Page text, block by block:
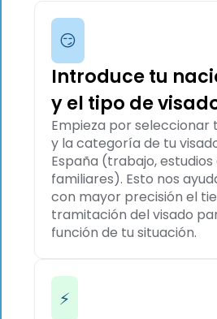
😏
Introduce tu
y el tipo de
Empieza por seleccionar
y la categoría de tu
España (trabajo,
familiares). Esto nos
con mayor precisión el
tramitación del visado
función de tu situación.
⚡️